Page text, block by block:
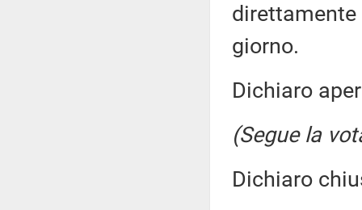
direttamente
giorno.
Dichiaro
(Segue la
Dichiaro